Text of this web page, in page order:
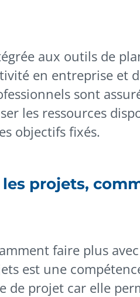
aux outils de
en entreprise et
sont
les ressources
objectifs fixés.
projets,
faire plus
est une
de projet car elle